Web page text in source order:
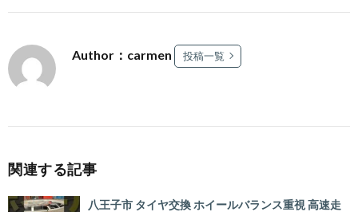
Author：carmen 投稿一覧
関連する記事
八王子市 タイヤ交換 ホイールバランス重視 高速走